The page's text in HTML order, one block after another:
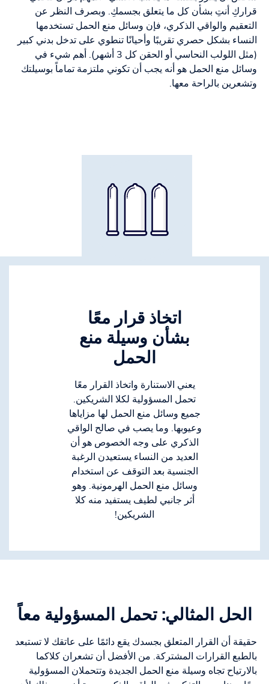
قراركِ أنتِ بشأن كل ما يتعلق بجسمكِ. وبصرف النظر عن
التعقيم والواقي الذكري، فإن وسائل منع الحمل تستخدمها
النساء بشكل حصري تقريبًا وأحيانًا تنطوي على تدخل بدني كبير
(مثل اللولب النحاسي أو الحقن كل 3 أشهر). أهم شيء في
وسائل منع الحمل هو أنه يجب أن تكوني ملتزمة تماماً بوسيلتك
وتشعرين بالراحة معها.
اتخاذ قرار معًا
بشأن وسيلة منع
الحمل
يعني الاستنارة واتخاذ القرار معًا
تحمل المسؤولية لكلا الشريكين.
جميع وسائل منع الحمل لها مزاياها
وعيوبها. وما يصب في صالح الواقي
الذكري على وجه الخصوص هو أن
العديد من النساء يستعيدن الرغبة
الجنسية بعد التوقف عن استخدام
وسائل منع الحمل الهرمونية. وهو
أثر جانبي لطيف يستفيد منه كلا
الشريكين!
الحل المثالي: تحمل المسؤولية معاً
حقيقة أن القرار المتعلق بجسدك يقع دائمًا على عاتقك لا تستبعد
بالطبع القرارات المشتركة. من الأفضل أن تشعران كلاكما
بالارتياح تجاه وسيلة منع الحمل الجديدة وتتحملان المسؤولية